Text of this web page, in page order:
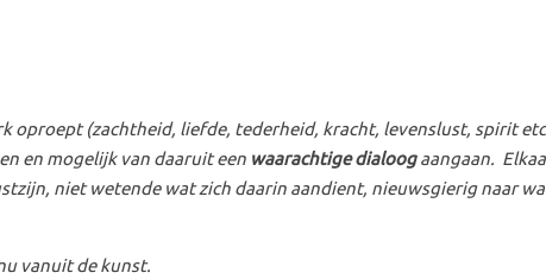
oproept (zachtheid, liefde, tederheid, kracht, levenslust, spirit
en mogelijk van daaruit een waarachtige dialoogaangaan.
niet wetende wat zich daarin aandient, nieuwsgierig naar
vanuit de kunst.